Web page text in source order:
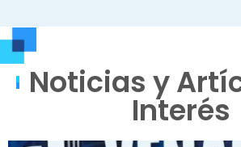
Noticias y
Interés